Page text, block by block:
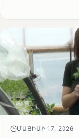
ՄԱՅԻՍԻ 17, 2026